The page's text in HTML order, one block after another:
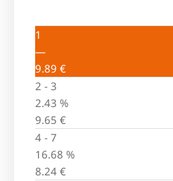
1
—
9.89 €
2 - 3
2.43 %
9.65 €
4 - 7
16.68 %
8.24 €